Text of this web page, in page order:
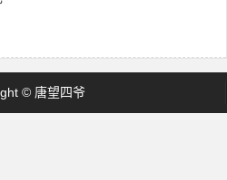
© 唐望四爷